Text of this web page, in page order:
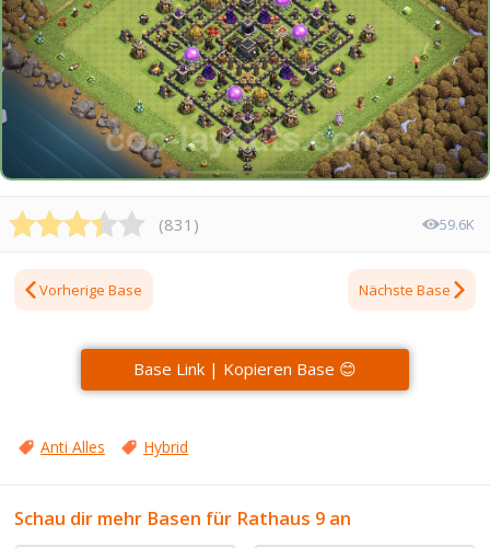
(831 ) 59.6K
Vorherige Base Nächste Base
Base Link | Kopieren Base 😊
Anti Alles Hybrid
Schau dir mehr Basen für Rathaus 9 an